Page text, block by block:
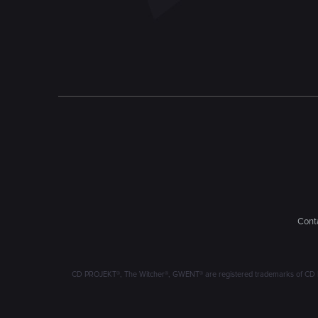
CD PROJEKT®, The Witcher®, GWENT® are registered trademarks of